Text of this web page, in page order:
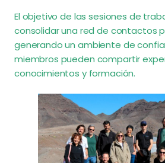
El objetivo de las sesiones de
consolidar una red de contactos
generando un ambiente de
miembros pueden compartir
conocimientos y formación.